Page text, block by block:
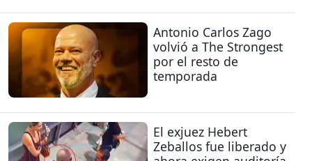
Antonio Carlos Zago
volvió a The Strongest
por el resto de
temporada
El exjuez Hebert
Zeballos fue liberado y